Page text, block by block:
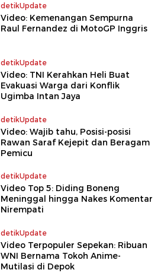
detikUpdate
Video: Kemenangan Sempurna
Raul Fernandez di MotoGP Inggris
detikUpdate
Video: TNI Kerahkan Heli Buat
Evakuasi Warga dari Konflik
Ugimba Intan Jaya
detikUpdate
Video: Wajib tahu, Posisi-posisi
Rawan Saraf Kejepit dan Beragam
Pemicu
detikUpdate
Video Top 5: Diding Boneng
Meninggal hingga Nakes Komentar
Nirempati
detikUpdate
Video Terpopuler Sepekan: Ribuan
WNI Bernama Tokoh Anime-
Mutilasi di Depok